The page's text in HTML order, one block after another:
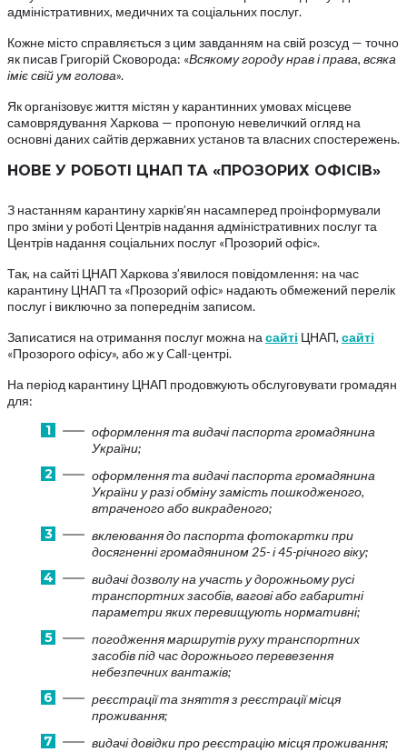
адміністративних, медичних та соціальних послуг.
Кожне місто справляється з цим завданням на свій розсуд — точно
як писав Григорій Сковорода: «Всякому городу нрав і права, всяка
іміє свій ум голова».
Як організовує життя містян у карантинних умовах місцеве
самоврядування Харкова — пропоную невеличкий огляд на
основні даних сайтів державних установ та власних спостережень.
НОВЕ У РОБОТІ ЦНАП ТА «ПРОЗОРИХ ОФІСІВ»
З настанням карантину харків’ян насамперед проінформували
про зміни у роботі Центрів надання адміністративних послуг та
Центрів надання соціальних послуг «Прозорий офіс».
Так, на сайті ЦНАП Харкова з’явилося повідомлення: на час
карантину ЦНАП та «Прозорий офіс» надають обмежений перелік
послуг і виключно за попереднім записом.
Записатися на отримання послуг можна на сайті ЦНАП, сайті
«Прозорого офісу», або ж у Call-центрі.
На період карантину ЦНАП продовжують обслуговувати громадян
для:
оформлення та видачі паспорта громадянина
України;
оформлення та видачі паспорта громадянина
України у разі обміну замість пошкодженого,
втраченого або викраденого;
вклеювання до паспорта фотокартки при
досягненні громадянином 25- і 45-річного віку;
видачі дозволу на участь у дорожньому русі
транспортних засобів, вагові або габаритні
параметри яких перевищують нормативні;
погодження маршрутів руху транспортних
засобів під час дорожнього перевезення
небезпечних вантажів;
реєстрації та зняття з реєстрації місця
проживання;
видачі довідки про реєстрацію місця проживання;